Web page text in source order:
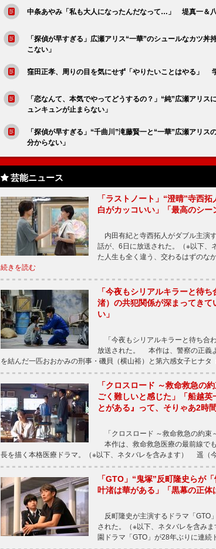
中条あやみ「私も大人になったんだなって…」 堤真一＆
「探偵が早すぎる」広瀬アリス“一華”のシュールなカツ
こない」
窪田正孝、周りの目を気にせず「やりたいことはやる」
「恋なんて、本気でやってどうするの？」“純”広瀬アリ
ュンキュンが止まらない」
「探偵が早すぎる」“千曲川”滝藤賢一と“一華”広瀬アリ
分からない」
芸能ニュース
「ラストノート」“澄晴”寺西
白がカッコいい」「最高のシー
内田有紀と寺西拓人がダブル主演
話が、6日に放送された。（※以下
た人生も全く違う、交わるはずのな
続きを読む
「今夜もシリアルキラーと待
渚）の共犯関係が深まってき
い」
「今夜もシリアルキラーと待ち合
放送された。 本作は、警察の正義
を結んだ一匹おおかみの刑事・磯貝（横山裕）と第六感女子ヒナ
「クロスロード ～救命救急の
ごく難しいと感じた」「船越
とがある』って、そりゃあ2時
「クロスロード ～救命救急の約束
本作は、救命救急医療の最前線で
長を描く本格医療ドラマ。（※以下、ネタバレを含みます） 遥（
「GTO」“鬼塚”反町隆史らが
叶渚は華がある」「黒幕の正体
反町隆史が主演するドラマ「GTO
された。（※以下、ネタバレを含み
園ドラマ「GTO」が28年ぶりに連